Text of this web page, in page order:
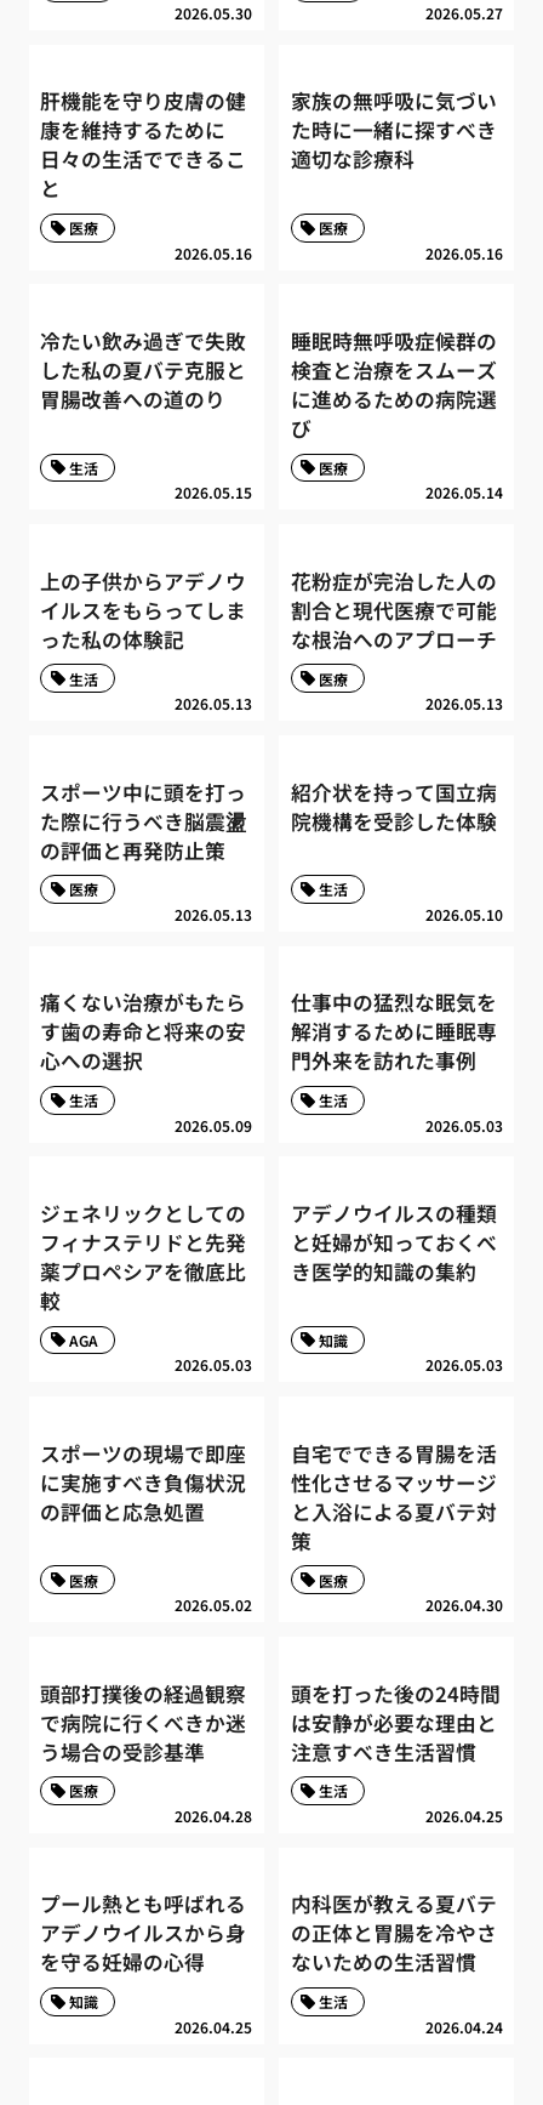
2026.05.30 2026.05.27
肝機能を守り皮膚の健
康を維持するために
日々の生活でできるこ
と
2026.05.16
医療
家族の無呼吸に気づい
た時に一緒に探すべき
適切な診療科
2026.05.16
医療
冷たい飲み過ぎで失敗
した私の夏バテ克服と
胃腸改善への道のり
2026.05.15
生活
睡眠時無呼吸症候群の
検査と治療をスムーズ
に進めるための病院選
び
2026.05.14
医療
上の子供からアデノウ
イルスをもらってしま
った私の体験記
2026.05.13
生活
花粉症が完治した人の
割合と現代医療で可能
な根治へのアプローチ
2026.05.13
医療
スポーツ中に頭を打っ
た際に行うべき脳震盪
の評価と再発防止策
2026.05.13
医療
紹介状を持って国立病
院機構を受診した体験
2026.05.10
生活
痛くない治療がもたら
す歯の寿命と将来の安
心への選択
2026.05.09
生活
仕事中の猛烈な眠気を
解消するために睡眠専
門外来を訪れた事例
2026.05.03
生活
ジェネリックとしての
フィナステリドと先発
薬プロペシアを徹底比
較
2026.05.03
AGA
アデノウイルスの種類
と妊婦が知っておくべ
き医学的知識の集約
2026.05.03
知識
スポーツの現場で即座
に実施すべき負傷状況
の評価と応急処置
2026.05.02
医療
自宅でできる胃腸を活
性化させるマッサージ
と入浴による夏バテ対
策
2026.04.30
医療
頭部打撲後の経過観察
で病院に行くべきか迷
う場合の受診基準
2026.04.28
医療
頭を打った後の24時間
は安静が必要な理由と
注意すべき生活習慣
2026.04.25
生活
プール熱とも呼ばれる
アデノウイルスから身
を守る妊婦の心得
2026.04.25
知識
内科医が教える夏バテ
の正体と胃腸を冷やさ
ないための生活習慣
2026.04.24
生活